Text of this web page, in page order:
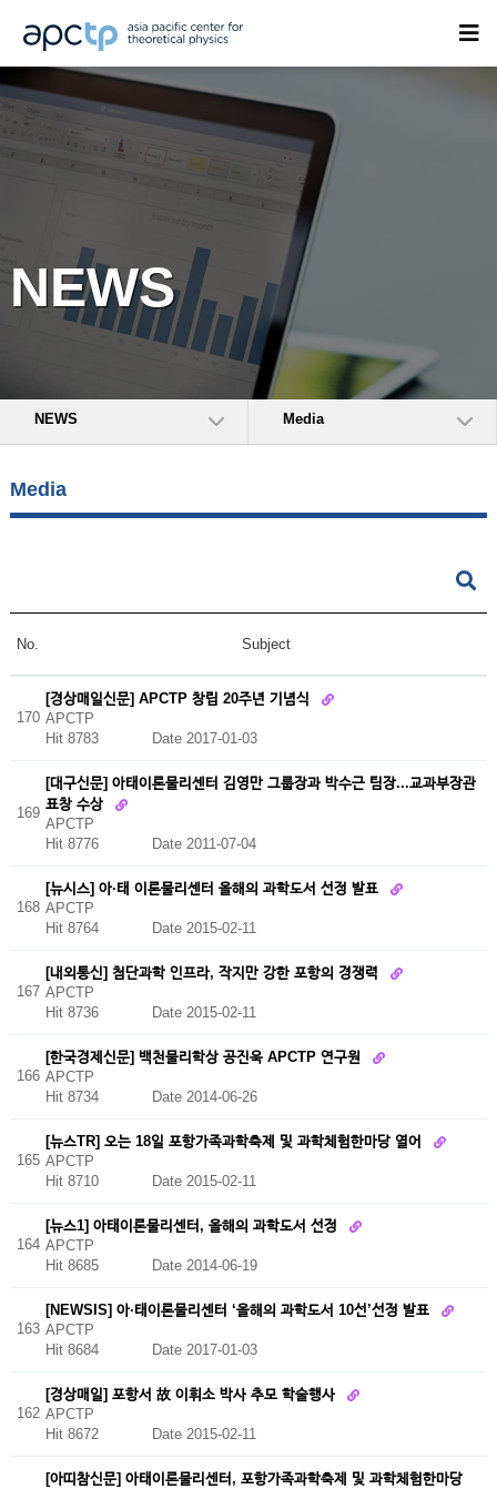
NEWS
NEWS Media
Media
No. Subject
170
[경상매일신문] APCTP 창립 20주년 기념식
APCTP
Hit 8783
Date 2017-01-03
169
[대구신문] 아태이론물리센터 김영만 그룹장과 박수근 팀장...교과부장관
표창 수상
APCTP
Hit 8776 Date 2011-07-04
168
[뉴시스] 아·태 이론물리센터 올해의 과학도서 선정 발표
APCTP
Hit 8764
Date 2015-02-11
167
[내외통신] 첨단과학 인프라, 작지만 강한 포항의 경쟁력
APCTP
Hit 8736
Date 2015-02-11
166
[한국경제신문] 백천물리학상 공진욱 APCTP 연구원
APCTP
Hit 8734
Date 2014-06-26
165
[뉴스TR] 오는 18일 포항가족과학축제 및 과학체험한마당 열어
APCTP
Hit 8710
Date 2015-02-11
164
[뉴스1] 아태이론물리센터, 올해의 과학도서 선정
APCTP
Hit 8685
Date 2014-06-19
163
[NEWSIS] 아·태이론물리센터 ‘올해의 과학도서 10선’선정 발표
APCTP
Hit 8684
Date 2017-01-03
162
[경상매일] 포항서 故 이휘소 박사 추모 학술행사
APCTP
Hit 8672
Date 2015-02-11
[아띠참신문] 아태이론물리센터, 포항가족과학축제 및 과학체험한마당